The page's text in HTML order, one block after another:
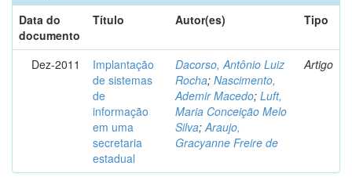
Data do
documento
Título Autor(es) Tipo
Dez-2011
Implantação
de sistemas
de
informação
em uma
secretaria
estadual
Dacorso, Antônio Luiz
Rocha; Nascimento,
Ademir Macedo; Luft,
Maria Conceição Melo
Silva;Araujo,
Gracyanne Freire de
Artigo